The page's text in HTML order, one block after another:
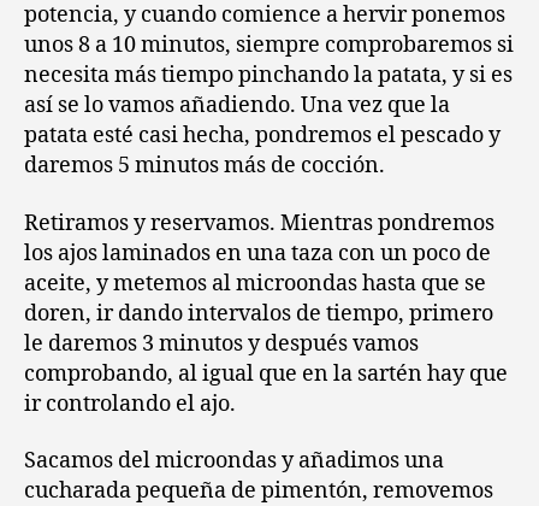
potencia, y cuando comience a hervir ponemos
unos 8 a 10 minutos, siempre comprobaremos si
necesita más tiempo pinchando la patata, y si es
así se lo vamos añadiendo. Una vez que la
patata esté casi hecha, pondremos el pescado y
daremos 5 minutos más de cocción.
Retiramos y reservamos. Mientras pondremos
los ajos laminados en una taza con un poco de
aceite, y metemos al microondas hasta que se
doren, ir dando intervalos de tiempo, primero
le daremos 3 minutos y después vamos
comprobando, al igual que en la sartén hay que
ir controlando el ajo.
Sacamos del microondas y añadimos una
cucharada pequeña de pimentón, removemos